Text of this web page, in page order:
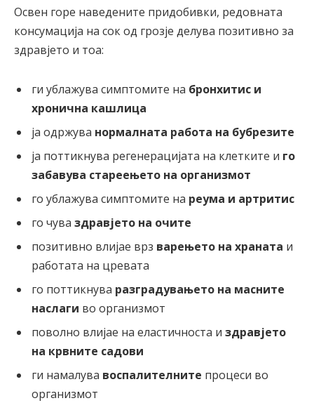
Освен горе наведените придобивки, редовната
консумација на сок од грозје делува позитивно за
здравјето и тоа:
ги ублажува симптомите на бронхитис и
хронична кашлица
ја одржува нормалната работа на бубрезите
ја поттикнува регенерацијата на клетките и го
забавува стареењето на организмот
го ублажува симптомите на реума и артритис
го чува здравјето на очите
позитивно влијае врз варењето на храната и
работата на цревата
го поттикнува разградувањето на масните
наслаги во организмот
поволно влијае на еластичноста и здравјето
на крвните садови
ги намалува воспалителните процеси во
организмот